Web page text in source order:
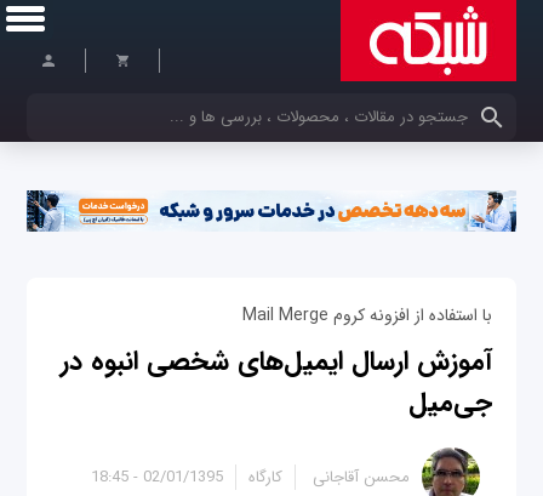
کلمات کلیدی خود را وارد کنید
با استفاده از افزونه کروم Mail Merge
آموزش ارسال ایمیل‌های شخصی انبوه در
جی‌میل
02/01/1395 - 18:45 محسن آقاجانی کارگاه